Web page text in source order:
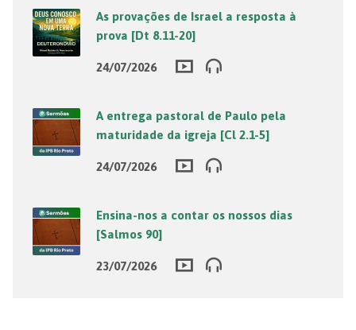
As provações de Israel a resposta à
prova [Dt 8.11-20]
24/07/2026
A entrega pastoral de Paulo pela
maturidade da igreja [Cl 2.1-5]
24/07/2026
Ensina-nos a contar os nossos dias
[Salmos 90]
23/07/2026